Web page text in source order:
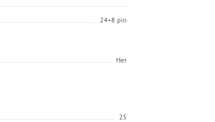
24+8 pin
Нет
25